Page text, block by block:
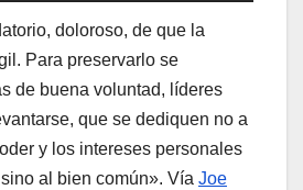
doloroso, de que la
Para preservarlo se
de buena voluntad, líderes
que se dediquen no a
y los intereses personales
al bien común». Vía Joe